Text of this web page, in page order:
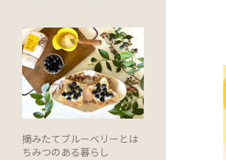
摘みたてブルーベリーとは
ちみつのある暮らし